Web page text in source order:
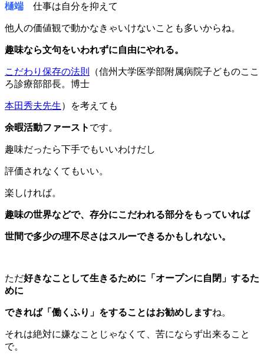
樋端 仕事は自分を抑えて
他人の価値観で動かなきゃいけないことも多いからね。
趣味なら文句をいわれずに自由にやれる。
こだわり保存の法則
（信州大学医学部附属病院子どものここ
ろ診療部部長。博士
本田秀夫先生）を考えても
余暇活動ファースト です。
趣味だったら下手でもいいわけだし
評価されなくてもいい。
楽しければ。
趣味の世界などで、存分にこだわれる部分をもっていれば
世間で多少の理不尽さはスルーできるかもしれない。
ただ好きなことして生きるために「オープンに自閉」するた
めに
できれば「働くふり」をすることはお勧めしますね。
それは絶対に嫌なことじゃなくて、苦にならず出来ること
で。